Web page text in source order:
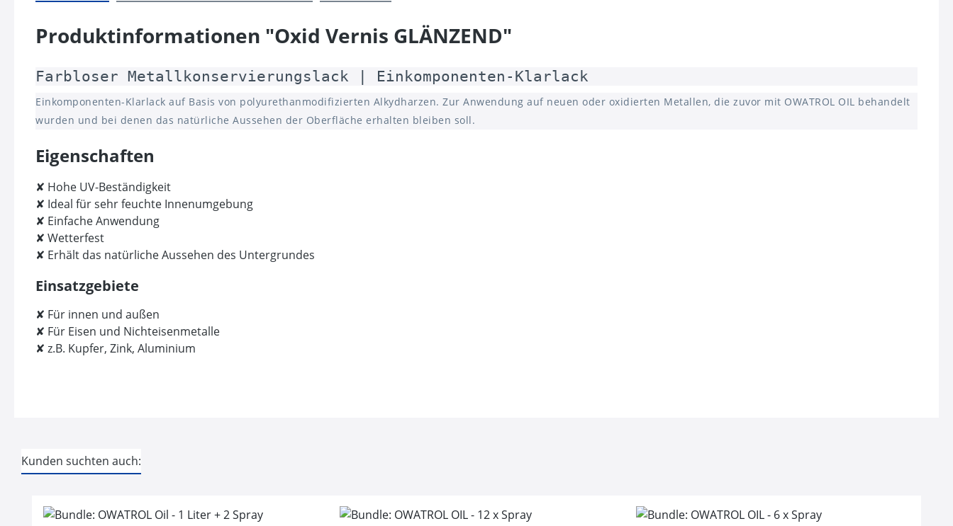
Produktinformationen "Oxid Vernis GLÄNZEND"
Farbloser Metallkonservierungslack | Einkomponenten-Klarlack
Einkomponenten-Klarlack auf Basis von polyurethanmodifizierten Alkydharzen. Zur Anwendung auf neuen oder oxidierten Metallen, die zuvor mit OWATROL OIL behandelt
wurden und bei denen das natürliche Aussehen der Oberfläche erhalten bleiben soll.
Eigenschaften
✘ Hohe UV-Beständigkeit
✘ Ideal für sehr feuchte Innenumgebung
✘ Einfache Anwendung
✘ Wetterfest
✘ Erhält das natürliche Aussehen des Untergrundes
Einsatzgebiete
✘ Für innen und außen
✘ Für Eisen und Nichteisenmetalle
✘ z.B. Kupfer, Zink, Aluminium
Kunden suchten auch:
Produktgalerie überspringen